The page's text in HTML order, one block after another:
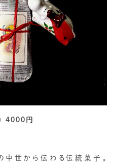
4000円
中世から伝わる伝統菓子。